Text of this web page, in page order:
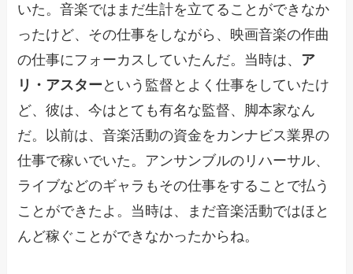
いた。音楽ではまだ生計を立てることができなか
ったけど、その仕事をしながら、映画音楽の作曲
の仕事にフォーカスしていたんだ。当時は、 ア
リ・アスター という監督とよく仕事をしていたけ
ど、彼は、今はとても有名な監督、脚本家なん
だ。以前は、音楽活動の資金をカンナビス業界の
仕事で稼いでいた。アンサンブルのリハーサル、
ライブなどのギャラもその仕事をすることで払う
ことができたよ。当時は、まだ音楽活動ではほと
んど稼ぐことができなかったからね。